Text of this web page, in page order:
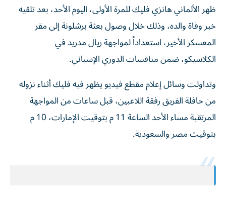
ظهر الألماني هانزي فليك للمرة الأولى، اليوم الأحد، بعد تلقيه
خبر وفاة والده، وذلك خلال وصول بعثة برشلونة إلى مقر
المعسكر الأخير، استعداداً لمواجهة ريال مدريد في
الكلاسيكو، ضمن منافسات الدوري الإسباني.
وتداولت وسائل إعلام مقطع فيديو يظهر فيه فليك أثناء نزوله
من حافلة الفريق رفقة اللاعبين، قبل ساعات من المواجهة
المرتقبة مساء الأحد الساعة 11 م بتوقيت الإمارات، 10 م
بتوقيت مصر والسعودية.